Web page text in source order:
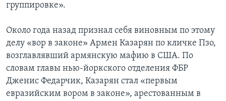
группировке».
Около года назад признал себя виновным по этому
делу «вор в законе» Армен Казарян по кличке Пзо,
возглавлявший армянскую мафию в США. По
словам главы нью-йоркского отделения ФБР
Дженис Федарчик, Казарян стал «первым
евразийским вором в законе», арестованным в